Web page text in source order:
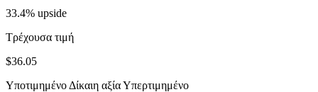
33.4% upside
Τρέχουσα τιμή
$36.05
Υποτιμημένο Δίκαιη αξίαΥπερτιμημένο